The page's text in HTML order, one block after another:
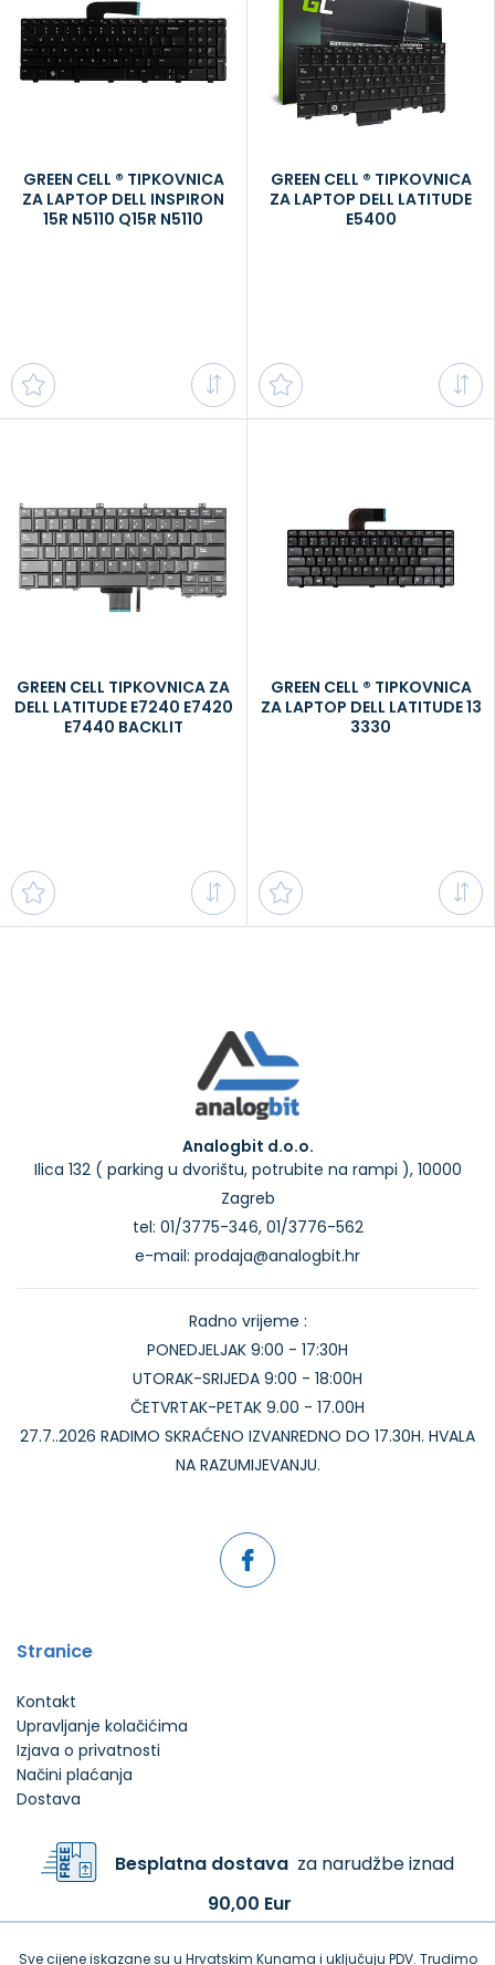
GREEN CELL ® TIPKOVNICA
ZA LAPTOP DELL INSPIRON
15R N5110 Q15R N5110
GREEN CELL ® TIPKOVNICA
ZA LAPTOP DELL LATITUDE
E5400
GREEN CELL TIPKOVNICA ZA
DELL LATITUDE E7240 E7420
E7440 BACKLIT
GREEN CELL ® TIPKOVNICA
ZA LAPTOP DELL LATITUDE 13
3330
Analogbit d.o.o.
Ilica 132 ( parking u dvorištu, potrubite na rampi ), 10000
Zagreb
tel: 01/3775-346, 01/3776-562
e-mail: prodaja@analogbit.hr
Radno vrijeme :
PONEDJELJAK 9:00 - 17:30H
UTORAK-SRIJEDA 9:00 - 18:00H
ČETVRTAK-PETAK 9.00 - 17.00H
27.7..2026 RADIMO SKRAĆENO IZVANREDNO DO 17.30H. HVALA
NA RAZUMIJEVANJU.
Stranice
Kontakt
Upravljanje kolačićima
Izjava o privatnosti
Načini plaćanja
Dostava
Besplatna dostavaza narudžbe iznad
90,00 Eur
Sve cijene iskazane su u Hrvatskim Kunama i uključuju PDV. Trudimo